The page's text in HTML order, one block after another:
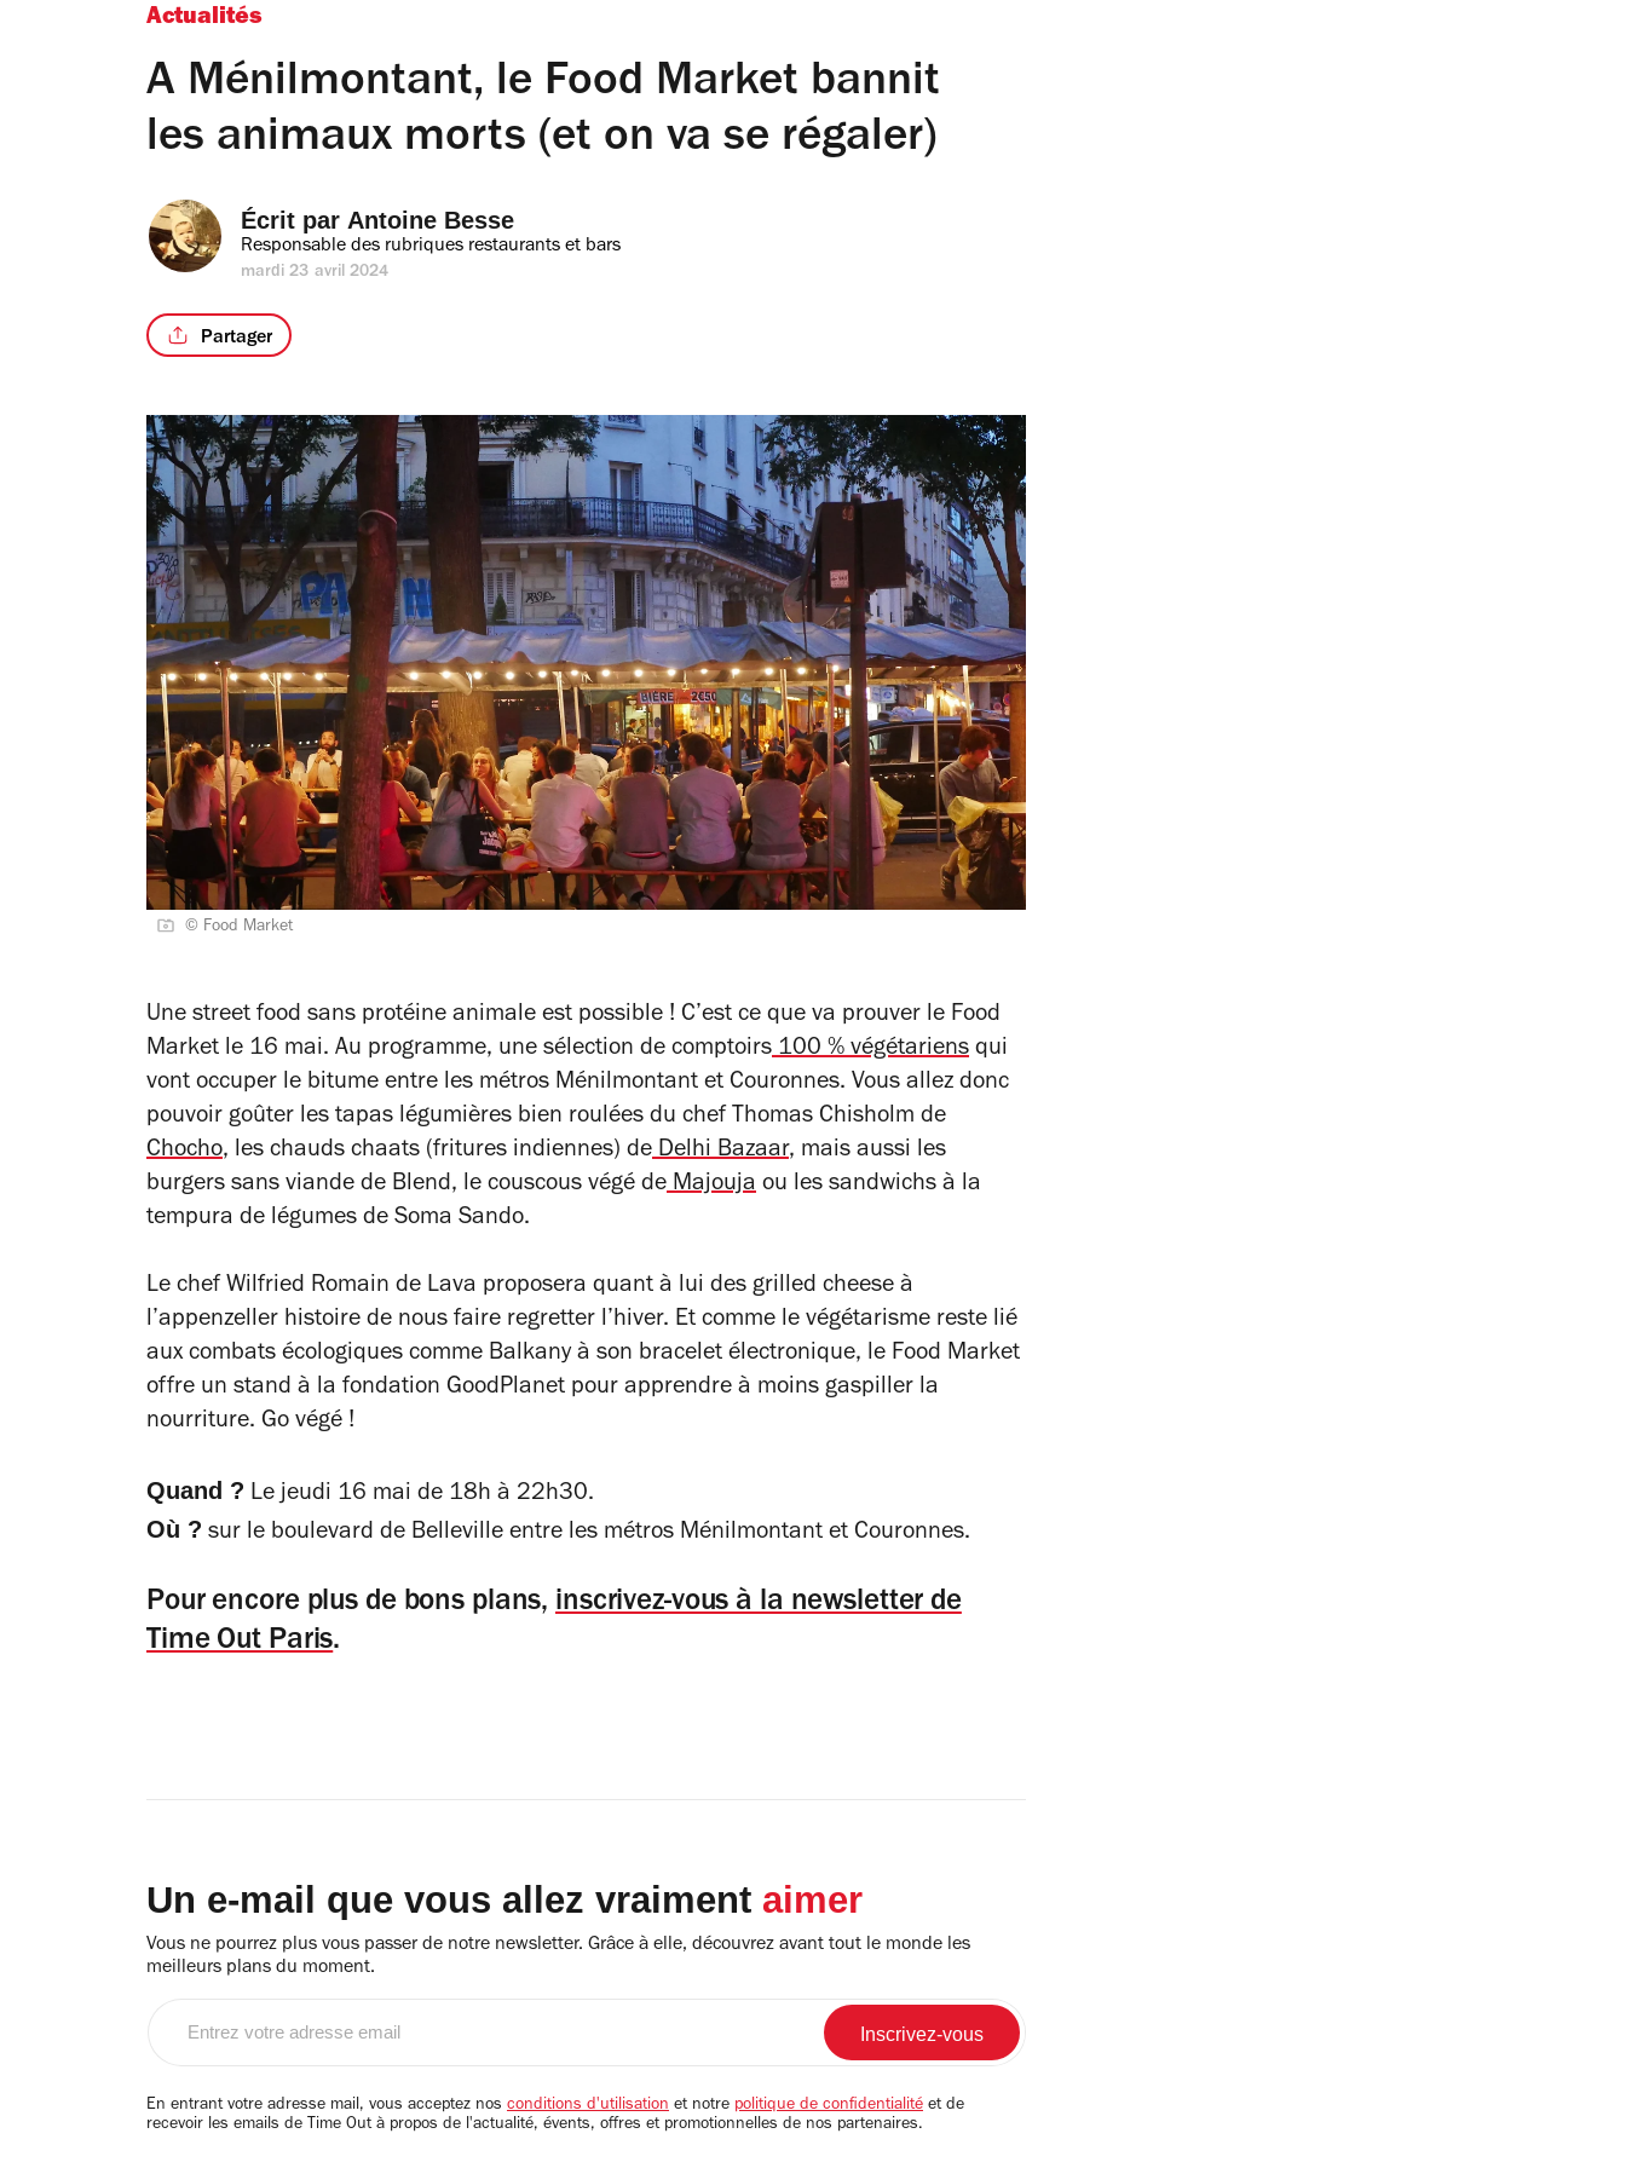
Actualités
A Ménilmontant, le Food Market bannit
les animaux morts (et on va se régaler)
Écrit par Antoine Besse
Responsable des rubriques restaurants et bars
mardi 23 avril 2024
Partager
© Food Market
Une street food sans protéine animale est possible ! C’est ce que va prouver le Food
Market le 16 mai. Au programme, une sélection de comptoirs 100 % végétariens qui
vont occuper le bitume entre les métros Ménilmontant et Couronnes. Vous allez donc
pouvoir goûter les tapas légumières bien roulées du chef Thomas Chisholm de
Chocho, les chauds chaats (fritures indiennes) de Delhi Bazaar, mais aussi les
burgers sans viande de Blend, le couscous végé de Majouja ou les sandwichs à la
tempura de légumes de Soma Sando.
Le chef Wilfried Romain de Lava proposera quant à lui des grilled cheese à
l’appenzeller histoire de nous faire regretter l’hiver. Et comme le végétarisme reste lié
aux combats écologiques comme Balkany à son bracelet électronique, le Food Market
offre un stand à la fondation GoodPlanet pour apprendre à moins gaspiller la
nourriture. Go végé !
Quand ? Le jeudi 16 mai de 18h à 22h30.
Où ? sur le boulevard de Belleville entre les métros Ménilmontant et Couronnes.
Pour encore plus de bons plans, inscrivez-vous à la newsletter de
Time Out Paris.
Un e-mail que vous allez vraiment aimer
Vous ne pourrez plus vous passer de notre newsletter. Grâce à elle, découvrez avant tout le monde les
meilleurs plans du moment.
email
En entrant votre adresse mail, vous acceptez nos conditions d'utilisation et notre politique de confidentialité et de
recevoir les emails de Time Out à propos de l'actualité, évents, offres et promotionnelles de nos partenaires.